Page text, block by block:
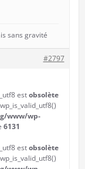
sans gravité
#2797
estobsolète
www/wp-
6131
estobsolète